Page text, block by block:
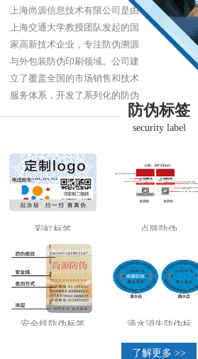
上海尚源信息技术有限公司是由
上海交通大学教授团队发起的国
家高新技术企业，专注防伪溯源
与外包装防伪印刷领域。公司建
立了覆盖全国的市场销售和技术
服务体系，开发了系列化的防伪
产品，以难仿制、易识别、优成
本的技术，经受住了市场的严酷
防伪标签
security label
彩虹标签 点阵防伪
安全线防伪标签 滴水消失防伪标
了解更多 >>